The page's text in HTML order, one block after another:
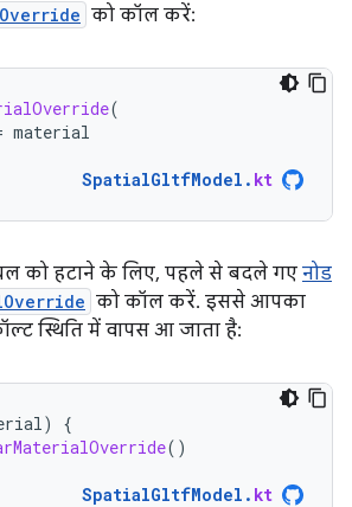
को कॉल करें:
(
material
SpatialGltfModel . kt
को हटाने के लिए, पहले से बदले गए नोड
को कॉल करें. इससे आपका
स्थिति में वापस आ जाता है:
)
{
()
SpatialGltfModel . kt